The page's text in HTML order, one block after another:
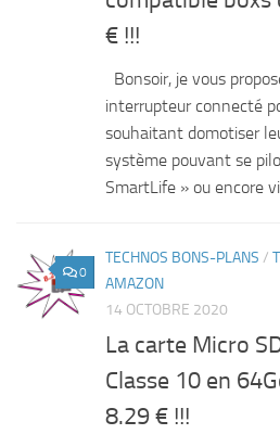
€ !!!
Bonsoir, je vous
interrupteur connecté
souhaitant domotiser
système pouvant se
SmartLife » ou encore
0
TECHNOS BONS-PLANS /
AMAZON
14 OCTOBRE 2020
La carte Micro
Classe 10 en
8.29 € !!!